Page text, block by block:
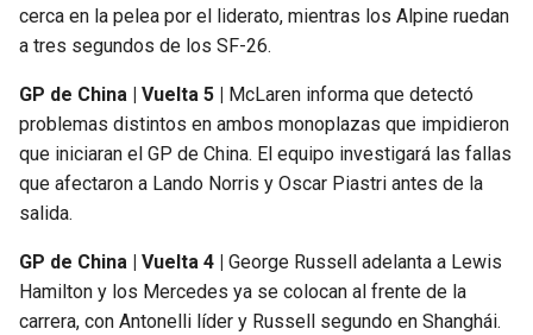
cerca en la pelea por el liderato, mientras los Alpine ruedan
a tres segundos de los SF-26.
GP de China | Vuelta 5 |
McLaren informa que detectó
problemas distintos en ambos monoplazas que impidieron
que iniciaran el GP de China. El equipo investigará las fallas
que afectaron a Lando Norris y Oscar Piastri antes de la
salida.
GP de China | Vuelta 4 |
George Russell adelanta a Lewis
Hamilton y los Mercedes ya se colocan al frente de la
carrera, con Antonelli líder y Russell segundo en Shanghái.